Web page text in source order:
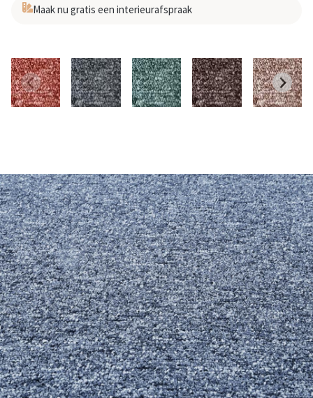
Maak nu gratis een interieurafspraak